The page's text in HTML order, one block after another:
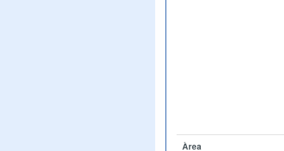
Àrea